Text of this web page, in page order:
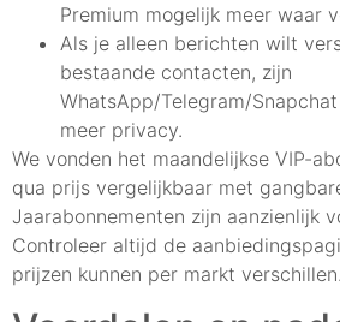
Premium mogelijk meer waar
Als je alleen berichten wilt
bestaande contacten, zijn
WhatsApp/Telegram/
meer privacy.
We vonden het maandelijkse VIP-
qua prijs vergelijkbaar met
Jaarabonnementen zijn aanzienlijk
Controleer altijd de
prijzen kunnen per markt verschillen.